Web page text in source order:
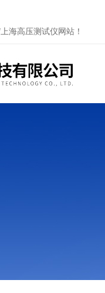
海高压测试仪网站！